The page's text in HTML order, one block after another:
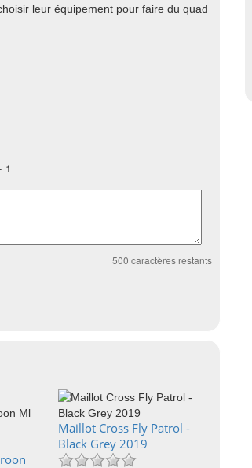
leur équipement pour faire du quad
1
500 caractères restants
Maillot Cross Fly Patrol -
Black Grey 2019